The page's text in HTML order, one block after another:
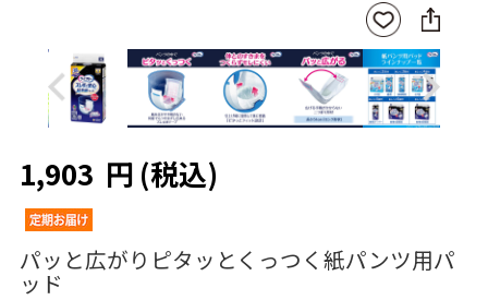
お気
に入
りに
登録
SNS
に
シ
ェ
ア
Previous Next
1,903 円 (税込)
パッと広がりピタッとくっつく紙パンツ用パ
ッド